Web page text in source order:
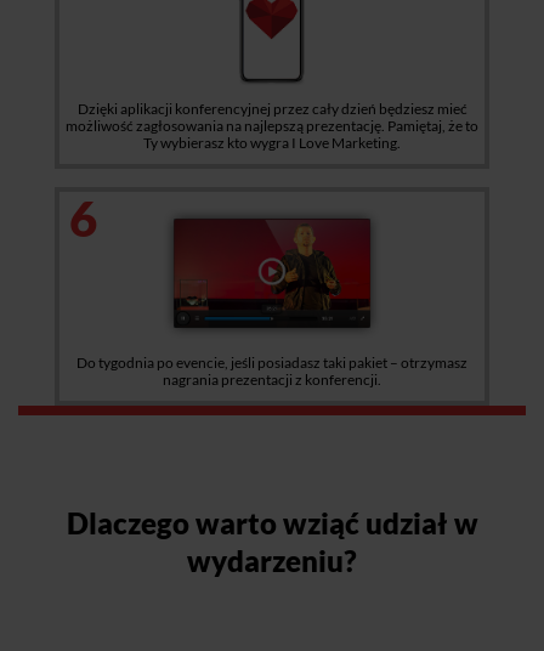
Dzięki aplikacji konferencyjnej przez cały dzień będziesz mieć
możliwość zagłosowania na najlepszą prezentację. Pamiętaj, że to
Ty wybierasz kto wygra I Love Marketing.
6
Do tygodnia po evencie, jeśli posiadasz taki pakiet – otrzymasz
nagrania prezentacji z konferencji.
Dlaczego warto wziąć udział w
wydarzeniu?